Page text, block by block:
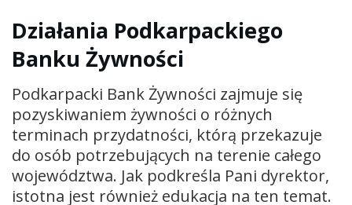
Działania Podkarpackiego
Banku Żywności
Podkarpacki Bank Żywności zajmuje się
pozyskiwaniem żywności o różnych
terminach przydatności, którą przekazuje
do osób potrzebujących na terenie całego
województwa. Jak podkreśla Pani dyrektor,
istotna jest również edukacja na ten temat.